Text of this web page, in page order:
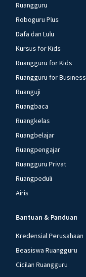
Ruangguru
Roboguru Plus
Dafa dan Lulu
Kursus for Kids
Ruangguru for Kids
Ruangguru for Business
Ruanguji
Ruangbaca
Ruangkelas
Ruangbelajar
Ruangpengajar
Ruangguru Privat
Ruangpeduli
Airis
Bantuan & Panduan
Kredensial Perusahaan
Beasiswa Ruangguru
Cicilan Ruangguru